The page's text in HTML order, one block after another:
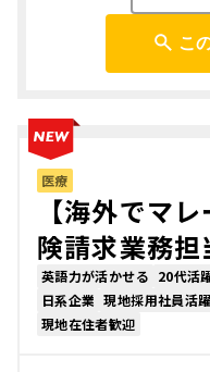
こ
医療
【海外でマ
険請求業務
英語力が活かせる 20代活
日系企業 現地採用社員活
現地在住者歓迎